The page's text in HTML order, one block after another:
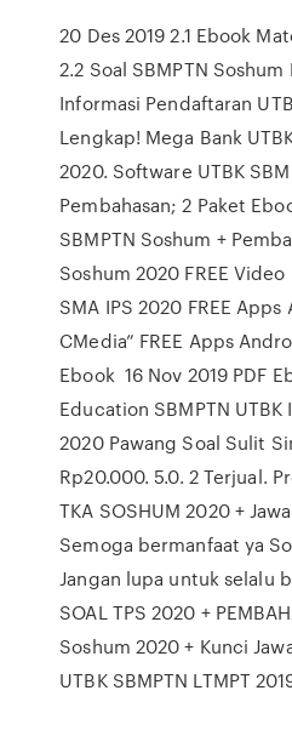
20 Des 2019 2.1 Ebook
2.2 Soal SBMPTN
Informasi Pendaftaran
Lengkap! Mega Bank
2020. Software UTBK
Pembahasan; 2 Paket
SBMPTN Soshum +
Soshum 2020 FREE
SMA IPS 2020 FREE Apps
CMedia” FREE Apps
Ebook 16 Nov 2019 PDF
Education SBMPTN UTBK
2020 Pawang Soal Sulit
Rp20.000. 5.0. 2 Terjual.
TKA SOSHUM 2020 +
Semoga bermanfaat ya
Jangan lupa untuk selalu
SOAL TPS 2020 +
Soshum 2020 + Kunci
UTBK SBMPTN LTMPT